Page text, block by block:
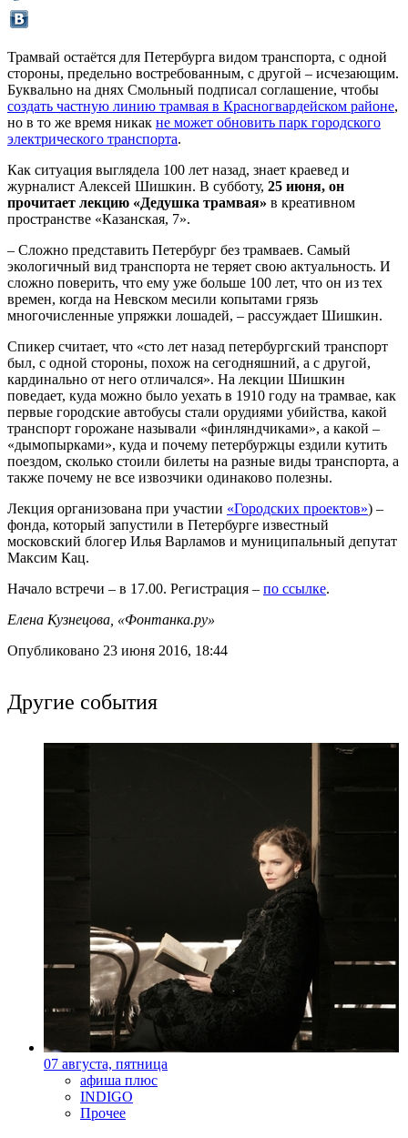
Трамвай остаётся для Петербурга видом транспорта, с одной
стороны, предельно востребованным, с другой – исчезающим.
Буквально на днях Смольный подписал соглашение, чтобы
создать частную линию трамвая в Красногвардейском районе,
но в то же время никак не может обновить парк городского
электрического транспорта.
Как ситуация выглядела 100 лет назад, знает краевед и
журналист Алексей Шишкин. В субботу, 25 июня, он
прочитает лекцию «Дедушка трамвая» в креативном
пространстве «Казанская, 7».
– Сложно представить Петербург без трамваев. Самый
экологичный вид транспорта не теряет свою актуальность. И
сложно поверить, что ему уже больше 100 лет, что он из тех
времен, когда на Невском месили копытами грязь
многочисленные упряжки лошадей, – рассуждает Шишкин.
Спикер считает, что «сто лет назад петербургский транспорт
был, с одной стороны, похож на сегодняшний, а с другой,
кардинально от него отличался». На лекции Шишкин
поведает, куда можно было уехать в 1910 году на трамвае, как
первые городские автобусы стали орудиями убийства, какой
транспорт горожане называли «финляндчиками», а какой –
«дымопырками», куда и почему петербуржцы ездили кутить
поездом, сколько стоили билеты на разные виды транспорта, а
также почему не все извозчики одинаково полезны.
Лекция организована при участии «Городских проектов») –
фонда, который запустили в Петербурге известный
московский блогер Илья Варламов и муниципальный депутат
Максим Кац.
Начало встречи – в 17.00. Регистрация – по ссылке.
Елена Кузнецова, «Фонтанка.ру»
Опубликовано 23 июня 2016, 18:44
Другие события
07 августа, пятница
афиша плюс
INDIGO
Прочее